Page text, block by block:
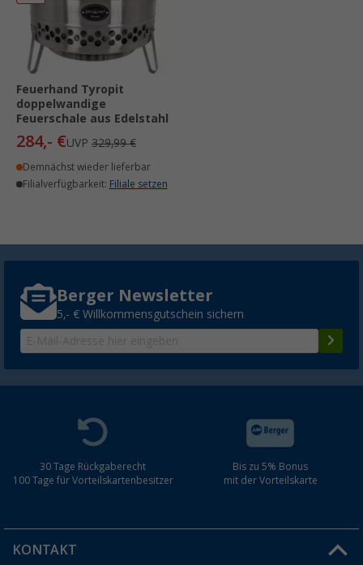
Feuerhand Tyropit
doppelwandige
Feuerschale aus Edelstahl
284,- €UVP 329,99 €
Demnächst wieder lieferbar
Filialverfügbarkeit: Filiale setzen
Berger Newsletter
5,- € Willkommensgutschein sichern
30 Tage Rückgaberecht
100 Tage für Vorteilskartenbesitzer
Bis zu 5% Bonus
mit der Vorteilskarte
KONTAKT